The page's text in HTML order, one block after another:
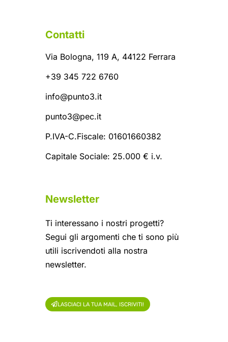
Contatti
Via Bologna, 119 A, 44122 Ferrara
+39 345 722 6760
info@punto3.it
punto3@pec.it
P.IVA-C.Fiscale: 01601660382
Capitale Sociale: 25.000 € i.v.
Newsletter
Ti interessano i nostri progetti?
Segui gli argomenti che ti sono più
utili iscrivendoti alla nostra
newsletter.
LASCIACI LA TUA MAIL, ISCRIVITI!